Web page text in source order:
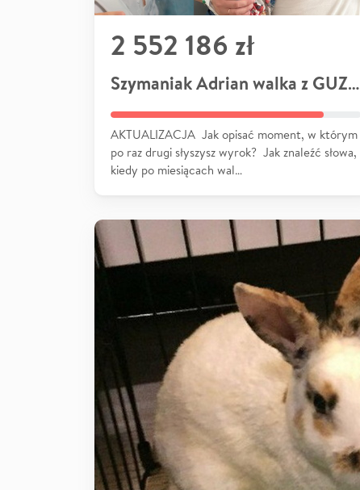
2 552 186 zł
Szymaniak Adrian walka z GUZEM
AKTUALIZACJA Jak opisać moment, w którym
po raz drugi słyszysz wyrok? Jak znaleźć słowa,
kiedy po miesiącach wal…